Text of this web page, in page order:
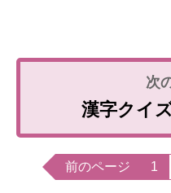
漢字クイ
前のページ 1